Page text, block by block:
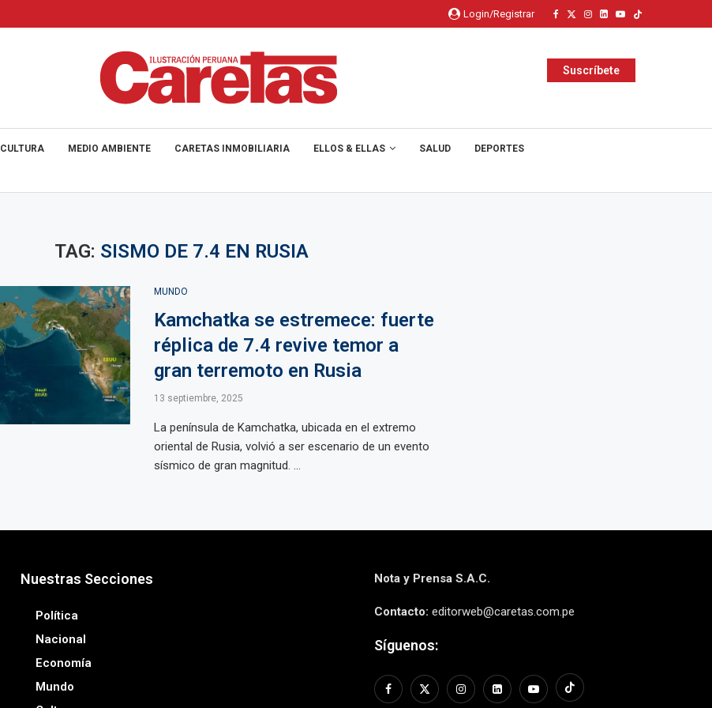
Login/Registrar
Suscríbete
CULTURA MEDIO AMBIENTE CARETAS INMOBILIARIA ELLOS & ELLAS SALUD DEPORTES
TAG: SISMO DE 7.4 EN RUSIA
MUNDO
Kamchatka se estremece: fuerte
réplica de 7.4 revive temor a
gran terremoto en Rusia
13 septiembre, 2025
La península de Kamchatka, ubicada en el extremo
oriental de Rusia, volvió a ser escenario de un evento
sísmico de gran magnitud. ...
Nuestras Secciones
Política
Nacional
Economía
Mundo
Nota y Prensa S.A.C.
Contacto: editorweb@caretas.com.pe
Síguenos: